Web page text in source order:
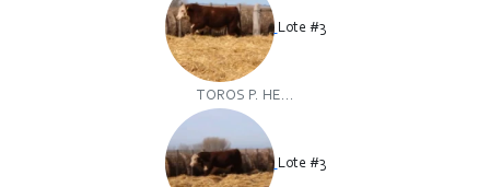
Lote #3
TOROS P. HE...
Lote #3